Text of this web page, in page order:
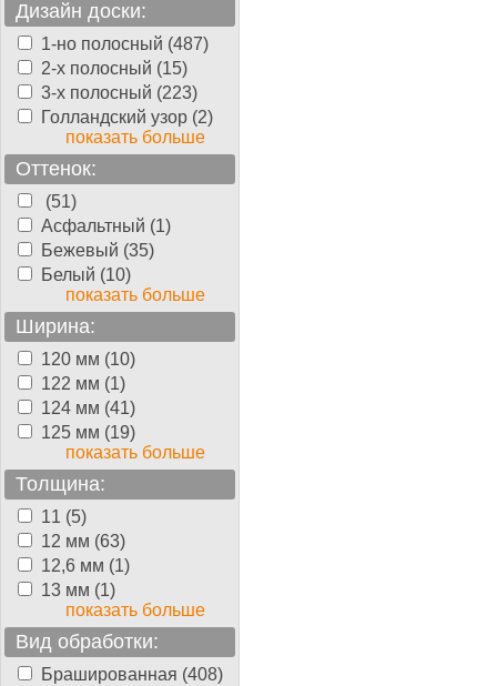
Дизайн доски:
1-но полосный (487)
2-х полосный (15)
3-х полосный (223)
Голландский узор (2)
показать больше
Оттенок:
(51)
Асфальтный (1)
Бежевый (35)
Белый (10)
показать больше
Ширина:
120 мм (10)
122 мм (1)
124 мм (41)
125 мм (19)
показать больше
Толщина:
11 (5)
12 мм (63)
12,6 мм (1)
13 мм (1)
показать больше
Вид обработки:
Брашированная (408)